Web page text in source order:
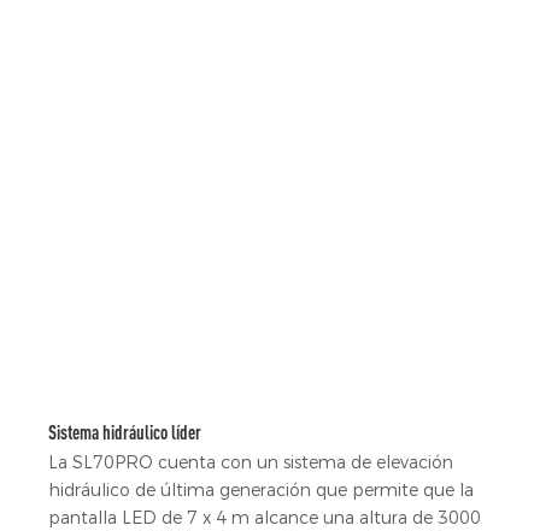
Sistema hidráulico líder
La SL70PRO cuenta con un sistema de elevación
hidráulico de última generación que permite que la
pantalla LED de 7 x 4 m alcance una altura de 3000